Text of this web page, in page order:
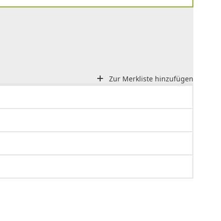
Zur Merkliste hinzufügen